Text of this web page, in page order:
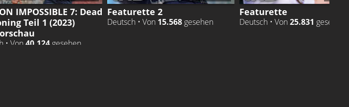
IMPOSSIBLE 7: Dead
Teil 1 (2023)
• Von 40.124 gesehen
Featurette 2
Deutsch • Von 15.568 gesehen
Featurette
Deutsch • Von 25.831 gesehen